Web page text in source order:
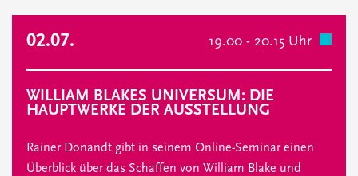
02.07. 19.00 - 20.15 Uhr
WILLIAM BLAKES UNIVERSUM: DIE
HAUPTWERKE DER AUSSTELLUNG
Rainer Donandt gibt in seinem Online-Seminar einen
Überblick über das Schaffen von William Blake und